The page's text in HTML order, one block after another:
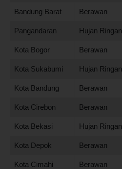
Bandung Barat Berawan
Pangandaran Hujan Ringan
Kota Bogor Berawan
Kota Sukabumi Hujan Ringan
Kota Bandung Berawan
Kota Cirebon Berawan
Kota Bekasi Hujan Ringan
Kota Depok Berawan
Kota Cimahi Berawan